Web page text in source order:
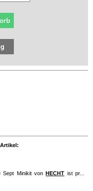
Sept Minikit vonHECHT ist pr...